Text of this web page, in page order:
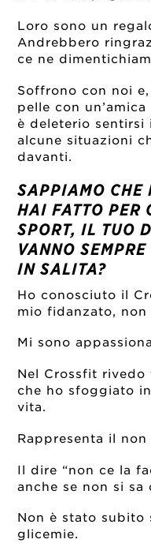
Loro sono un
Andrebbero
ce ne
Soffrono con noi
pelle con
è deleterio sentirsi
alcune situazioni
davanti.
SAPPIAMO CHE
HAI FATTO PER
SPORT, IL TUO
VANNO
IN SALITA?
Ho conosciuto il
mio fidanzato, non
Mi sono
Nel Crossfit
che ho sfoggiato
vita.
Rappresenta il non
Il dire “non ce la
anche se non si sa
Non è stato subito
glicemie.